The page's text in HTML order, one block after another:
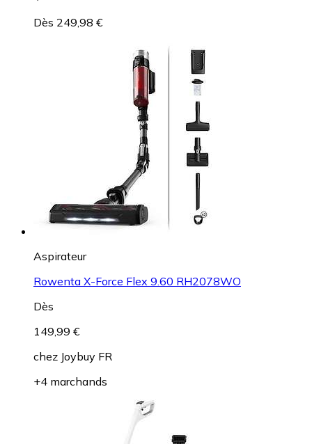
Dès 249,98 €
Aspirateur
Rowenta X-Force Flex 9.60 RH2078WO
Dès
149,99 €
chez Joybuy FR
+4 marchands